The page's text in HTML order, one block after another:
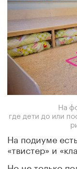
На
где дети до или
На подиуме
«твистер» и